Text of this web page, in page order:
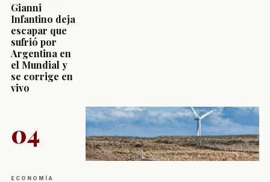
Gianni
Infantino deja
escapar que
sufrió por
Argentina en
el Mundial y
se corrige en
vivo
04
ECONOMÍA